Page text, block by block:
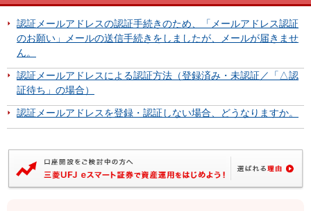
認証メールアドレスの認証手続きのため、「メールアドレス認証
のお願い」メールの送信手続きをしましたが、メールが届きませ
ん。
認証メールアドレスによる認証方法（登録済み・未認証／「△認
証待ち」の場合）
認証メールアドレスを登録・認証しない場合、どうなりますか。